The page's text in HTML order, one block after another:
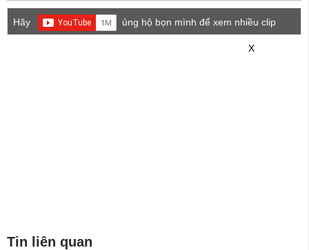
Hãy
ủng hộ bọn mình để xem nhiều clip
X
Tin liên quan